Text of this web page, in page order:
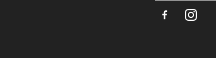
Facebook